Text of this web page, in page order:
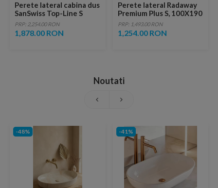
Perete lateral cabina dus
SanSwiss Top-Line S
TOPF2, 140xH200 cm
PRP: 2,254.00 RON
1,878.00 RON
Perete lateral Radaway
Premium Plus S, 100X190
cm
PRP: 1,493.00 RON
1,254.00 RON
Noutati
-48% -41%